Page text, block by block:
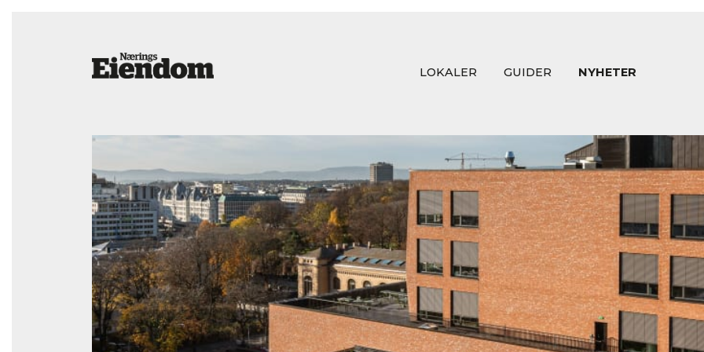
LOKALER GUIDER NYHETER